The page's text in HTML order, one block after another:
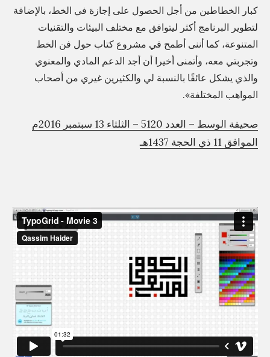
كبار الخطاطين من أجل الحصول على إجازة في الخط، بالإضافة
لتطوير البرنامج أكثر ليتوافق مع مختلف البيئات والتقنيات
المتنوعة، كما أننى أطمح في مشروع كتاب حول فن الخط
وتجربتي معه، وأتمنى أخيرا أن أجد الدعم المادي والمعنوي
والذي يشكل عائقًا بالنسبة لي والكثيرين غيري من أصحاب
المواهب المختلفة».
صحيفة الوسط – العدد 5120 – الثلثاء 13 سبتمبر 2016م
الموافق 11 ذي الحجة 1437هـ